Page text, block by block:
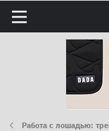
н
ю
Работа с лошадью: